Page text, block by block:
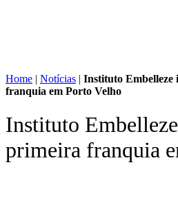
Home | Notícias | Instituto
franquia em Porto Velho
Instituto
primeira franquia